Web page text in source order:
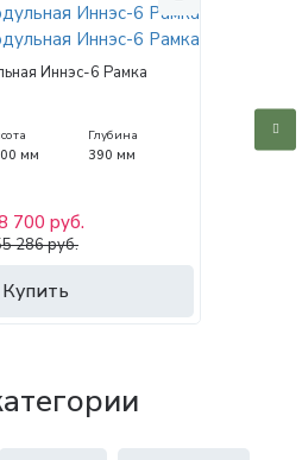
Иннэс-6 Рамка
мм
Глубина
390 мм
Купить
700 руб.
286 руб.